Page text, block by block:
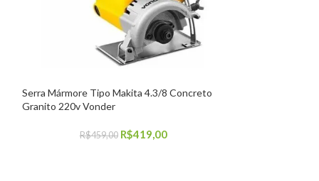
Serra Mármore Tipo Makita 4.3/8 Concreto
Granito 220v Vonder
R$459,00 R$419,00